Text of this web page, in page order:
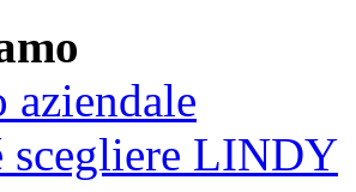
scegliere LINDY